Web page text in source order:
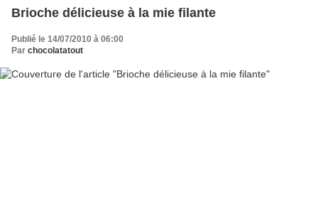
Brioche délicieuse à la mie filante
Publié le 14/07/2010 à 06:00
Par chocolatatout